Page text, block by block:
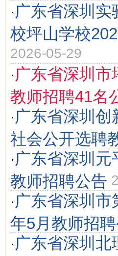
· 广东省深圳
校坪山学校
2026-05-29
· 广东省深圳
教师招聘41名
· 广东省深圳
社会公开选聘
· 广东省深圳
教师招聘公告
· 广东省深圳
年5月教师招
· 广东省深圳